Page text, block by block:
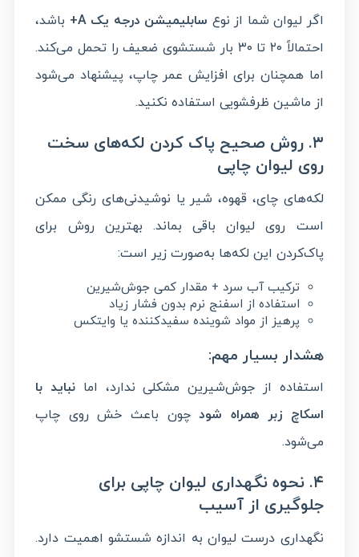
اگر لیوان شما از نوع سابلیمیشن درجه یک A+
باشد،
احتمالاً ۲۰ تا ۳۰ بار شستشوی ضعیف را تحمل می‌کند.
اما همچنان برای افزایش عمر چاپ، پیشنهاد می‌شود
از ماشین ظرفشویی استفاده نکنید.
۳. روش صحیح پاک کردن لکه‌های سخت
روی لیوان چاپی
لکه‌های چای، قهوه، شیر یا نوشیدنی‌های رنگی ممکن
است روی لیوان باقی بماند. بهترین روش برای
پاک‌کردن این لکه‌ها به‌صورت زیر است:
ترکیب آب سرد + مقدار کمی جوش‌شیرین
استفاده از اسفنج نرم بدون فشار زیاد
پرهیز از مواد شوینده سفیدکننده یا وایتکس
هشدار بسیار مهم:
استفاده از جوش‌شیرین مشکلی ندارد، اما نباید با
اسکاچ زبر همراه شودچون باعث خش روی چاپ
می‌شود.
۴. نحوه نگهداری لیوان چاپی برای
جلوگیری از آسیب
نگهداری درست لیوان به اندازه شستشو اهمیت دارد.